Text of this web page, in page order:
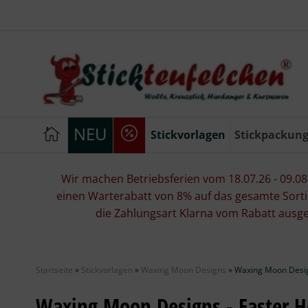
NEU Stickvorlagen
Wir machen Betriebsferien vom 18.07.26 -
einen Warterabatt von 8% auf das gesamte
die Zahlungsart Klarna vom Rabatt
Startseite » Stickvorlagen » Waxing Moon Designs »Waxing Moon